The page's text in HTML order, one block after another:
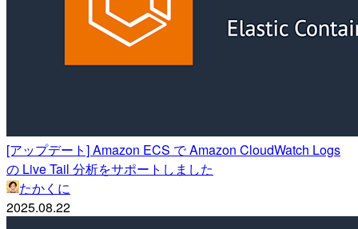
[アップデート] Amazon ECS で Amazon CloudWatch Logs
の Live Tail 分析をサポートしました
たかくに
2025.08.22